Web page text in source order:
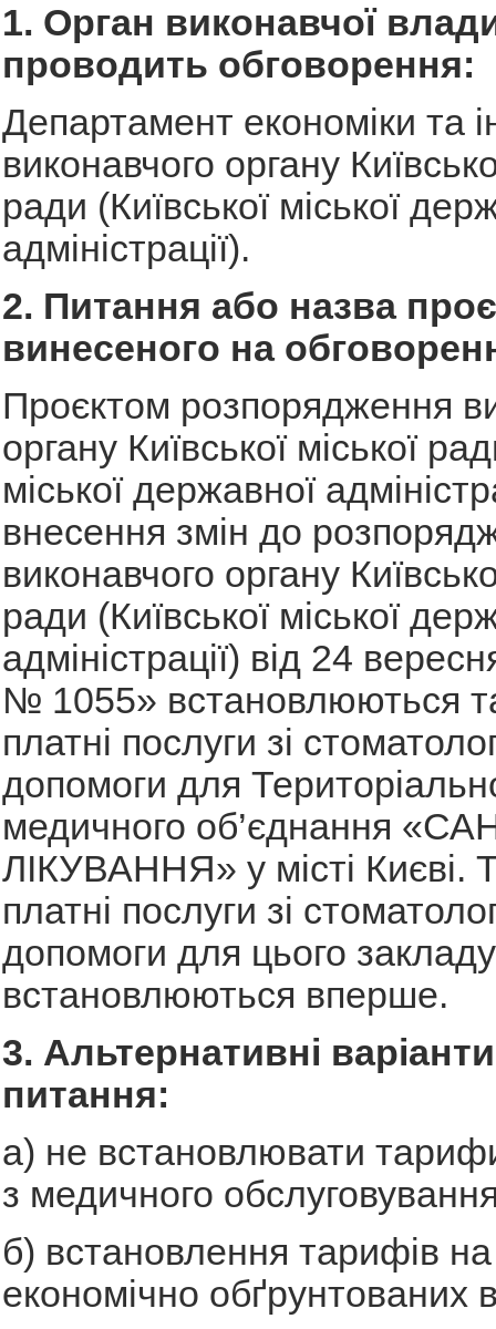
1. Орган виконавчої
проводить обговорення:
Департамент економіки та
виконавчого органу
ради (Київської міської
адміністрації).
2. Питання або назва
винесеного на
Проєктом розпорядження
органу Київської міської
міської державної
внесення змін до
виконавчого органу
ради (Київської міської
адміністрації) від 24
№ 1055» встановлюються
платні послуги зі
допомоги для
медичного об’єднання
ЛІКУВАННЯ» у місті Києві.
платні послуги зі
допомоги для цього закладу
встановлюються вперше.
3. Альтернативні
питання:
а) не встановлювати
з медичного
б) встановлення тарифів на
економічно обґрунтованих